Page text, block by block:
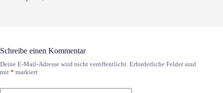
Schreibe einen Kommentar
Deine E-Mail-Adresse wird nicht veröffentlicht. Erforderliche Felder sind
mit * markiert